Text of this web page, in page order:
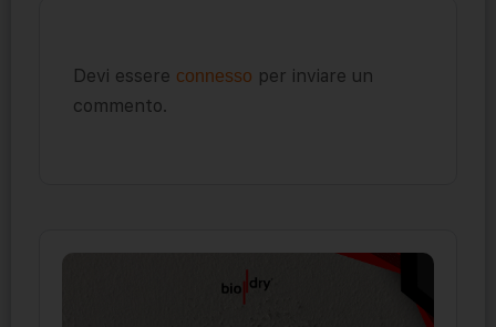
Devi essere connesso per inviare un
commento.